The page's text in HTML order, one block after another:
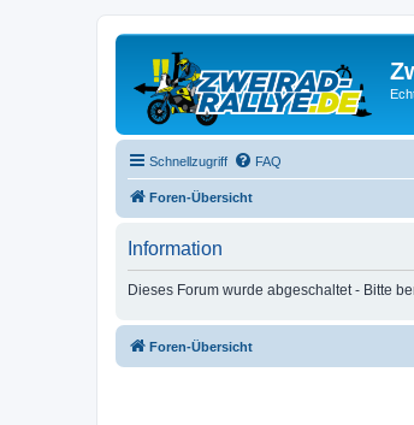
Schnellzugriff FAQ
Foren-Übersicht
Information
Dieses Forum wurde abgeschaltet - Bitte
Foren-Übersicht